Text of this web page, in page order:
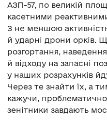
АЗП-57, по великій
касетними
З не меншою
й ударні дрони орків.
розгортання,
й відходу на запасні
у наших розрахунків
Через те знайти їх, а
кажучи,
зенітники завдають